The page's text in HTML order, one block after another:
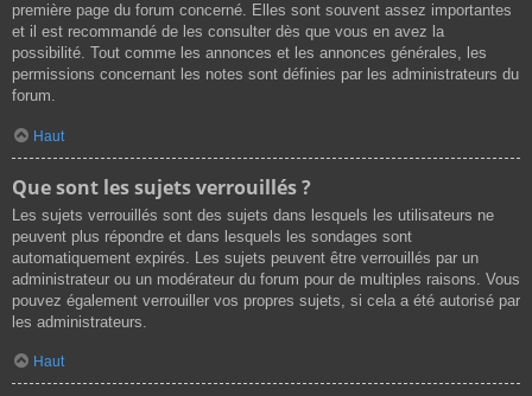
première page du forum concerné. Elles sont souvent assez importantes
et il est recommandé de les consulter dès que vous en avez la
possibilité. Tout comme les annonces et les annonces générales, les
permissions concernant les notes sont définies par les administrateurs du
forum.
Haut
Que sont les sujets verrouillés ?
Les sujets verrouillés sont des sujets dans lesquels les utilisateurs ne
peuvent plus répondre et dans lesquels les sondages sont
automatiquement expirés. Les sujets peuvent être verrouillés par un
administrateur ou un modérateur du forum pour de multiples raisons. Vous
pouvez également verrouiller vos propres sujets, si cela a été autorisé par
les administrateurs.
Haut